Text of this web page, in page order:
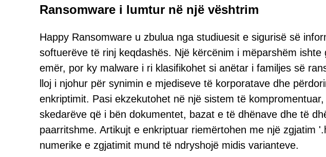
Ransomware i lumtur në një vështrim
Happy Ransomware u zbulua nga studiuesit e sigurisë së
softuerëve të rinj keqdashës. Një kërcënim i mëparshëm
emër, por ky malware i ri klasifikohet si anëtar i familjes së
lloj i njohur për synimin e mjediseve të korporatave dhe
enkriptimit. Pasi ekzekutohet në një sistem të
skedarëve që i bën dokumentet, bazat e të dhënave dhe të
paarritshme. Artikujt e enkriptuar riemërtohen me një zgjatim
numerike e zgjatimit mund të ndryshojë midis varianteve.